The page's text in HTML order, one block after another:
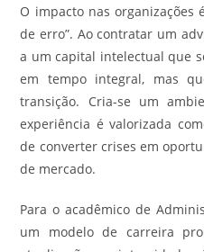
O impacto nas organizações
de erro”. Ao contratar um
a um capital intelectual que
em tempo integral, mas
transição. Cria-se um
experiência é valorizada
de converter crises em
de mercado.
Para o acadêmico de
um modelo de carreira